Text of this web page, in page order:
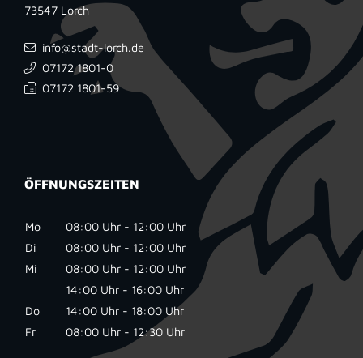
73547 Lorch
info@stadt-lorch.de
07172 1801-0
07172 1801-59
ÖFFNUNGSZEITEN
Mo
08:00 Uhr - 12:00 Uhr
Di
08:00 Uhr - 12:00 Uhr
Mi
08:00 Uhr - 12:00 Uhr
14:00 Uhr - 16:00 Uhr
Do
14:00 Uhr - 18:00 Uhr
Fr
08:00 Uhr - 12:30 Uhr